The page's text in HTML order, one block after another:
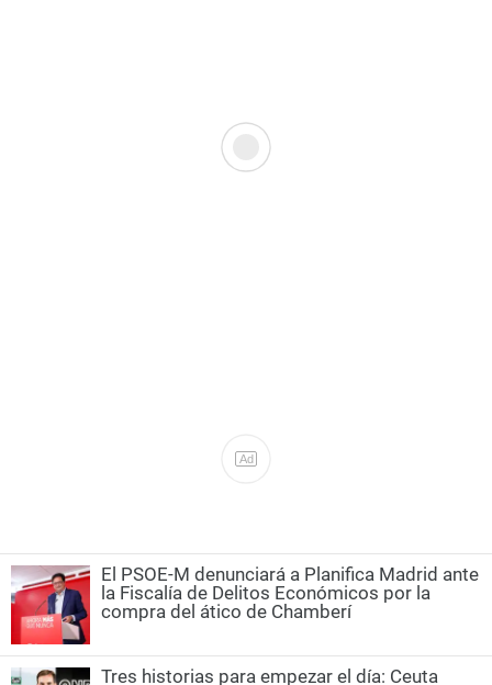
Ad
El PSOE-M denunciará a Planifica Madrid ante
la Fiscalía de Delitos Económicos por la
compra del ático de Chamberí
Tres historias para empezar el día: Ceuta